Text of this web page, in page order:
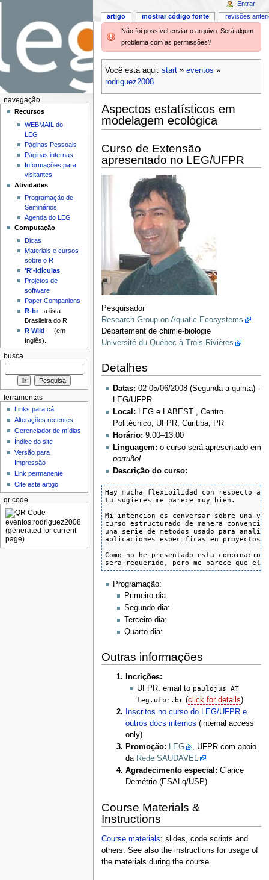
Não foi possível enviar o arquivo. Será algum
problema com as permissões?
Você está aqui: start» eventos »
rodriguez2008
Aspectos estatísticos em
modelagem ecológica
Curso de Extensão
apresentado no LEG/UFPR
Pesquisador
Research Group on Aquatic Ecosystems
Département de chimie-biologie
Université du Québec à Trois-Rivières
Detalhes
Datas: 02-05/06/2008 (Segunda a quinta) -
LEG/UFPR
Local: LEG e LABEST , Centro
Politécnico, UFPR, Curitiba, PR
Horário: 9:00–13:00
Linguagem: o curso será apresentado em
portuñol
Descrição do curso:
Hay mucha flexibilidad con respecto
tu sugieres me parece muy bien.
Mi intencion es conversar sobre una
curso estructurado de manera
una serie de metodos usado para
aplicaciones especificas en proyectos
Como no he presentado esta
sera requerido, pero me parece que el
Programação:
Primeiro dia:
Segundo dia:
Terceiro dia:
Quarto dia:
Outras informações
Incrições:
UFPR: email to paulojus AT
leg.ufpr.br (click for details)
Inscritos no curso do LEG/UFPR e
outros docs internos (internal access
only)
Promoção: LEG
, UFPR com apoio
da Rede SAUDAVEL
Agradecimento especial: Clarice
Demétrio (ESALq/USP)
Course Materials &
Instructions
Course materials: slides, code scripts and
others. See also the instructions for usage of
the materials during the course.
artigo mostrar código fonte revisões
Entrar
navegação
Recursos
WEBMAIL do
LEG
Páginas Pessoais
Páginas internas
Informações para
visitantes
Atividades
Programação de
Seminários
Agenda do LEG
Computação
Dicas
Materiais e cursos
sobre o R
'R'-idículas
Projetos de
software
Paper Companions
R-br: a lista
Brasileira do R
R Wiki
(em
Inglês).
busca
ferramentas
Links para cá
Alterações recentes
Gerenciador de mídias
Índice do site
Versão para
Impressão
Link permanente
Cite este artigo
qr code